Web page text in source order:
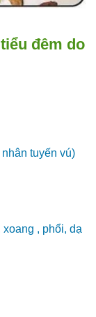
đêm do
tuyến vú)
, phổi, dạ
lạnh số lượng